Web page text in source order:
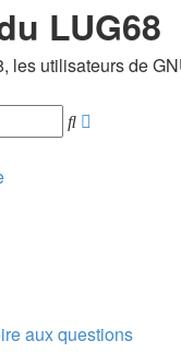
LUG68
les utilisateurs de
Rechercher
aux questions